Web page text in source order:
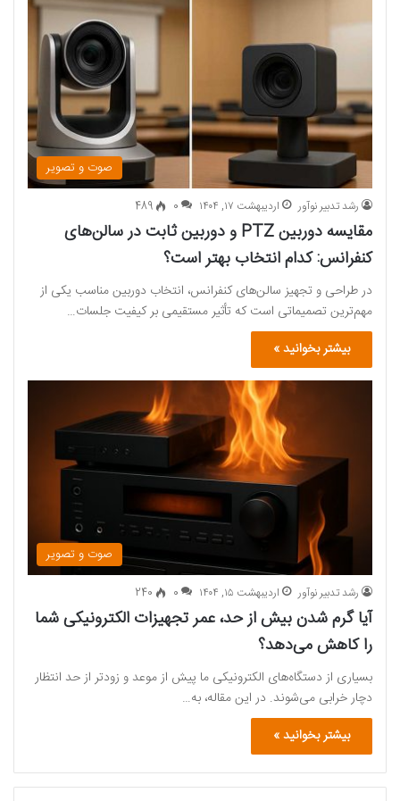
صوت و تصویر
رشد تدبیر نوآور اردیبهشت ۱۷, ۱۴۰۴ 0
489
مقایسه دوربین‌ PTZ و دوربین ثابت در سالن‌های
کنفرانس: کدام انتخاب بهتر است؟
در طراحی و تجهیز سالن‌های کنفرانس، انتخاب دوربین مناسب یکی از
مهم‌ترین تصمیماتی است که تأثیر مستقیمی بر کیفیت جلسات…
بیشتر بخوانید »
صوت و تصویر
رشد تدبیر نوآور اردیبهشت ۱۵, ۱۴۰۴ 0
240
آیا گرم شدن بیش از حد، عمر تجهیزات الکترونیکی شما
را کاهش می‌دهد؟
بسیاری از دستگاه‌های الکترونیکی ما پیش از موعد و زودتر از حد انتظار
دچار خرابی می‌شوند. در این مقاله، به…
بیشتر بخوانید »